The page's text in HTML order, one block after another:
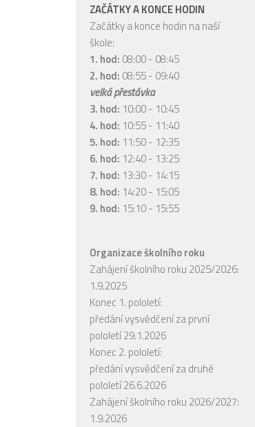
ZAČÁTKY A KONCE HODIN
Začátky a konce hodin na naší
škole:
1. hod: 08:00 - 08:45
2. hod: 08:55 - 09:40
velká přestávka
3. hod: 10:00 - 10:45
4. hod: 10:55 - 11:40
5. hod: 11:50 - 12:35
6. hod: 12:40 - 13:25
7. hod: 13:30 - 14:15
8. hod: 14:20 - 15:05
9. hod: 15:10 - 15:55
Organizace školního roku
Zahájení školního roku 2025/2026:
1.9.2025
Konec 1. pololetí:
předání vysvědčení za první
pololetí 29.1.2026
Konec 2. pololetí:
předání vysvědčení za druhé
pololetí 26.6.2026
Zahájení školního roku 2026/2027:
1.9.2026